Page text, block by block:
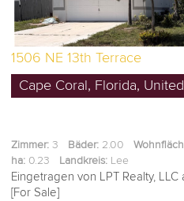
1506 NE 13th Terrace
Cape Coral, Florida,
Zimmer: 3 Bäder: 2.00
ha: 0.23 Landkreis: Lee
Eingetragen von LPT Realty,
[For Sale]